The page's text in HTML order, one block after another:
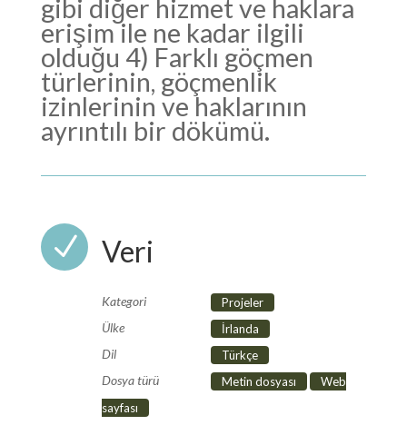
gibi diğer hizmet ve haklara
erişim ile ne kadar ilgili
olduğu 4) Farklı göçmen
türlerinin, göçmenlik
izinlerinin ve haklarının
ayrıntılı bir dökümü.
N Veri
Kategori Projeler
Ülke İrlanda
Dil Türkçe
Dosya türü Metin dosyası
Web
sayfası